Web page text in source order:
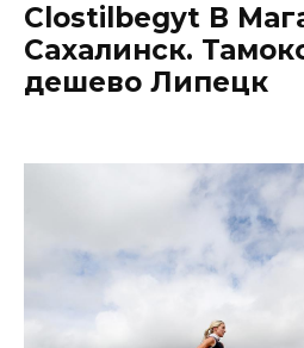
Clostilbegyt В
Сахалинск.
дешево Липецк